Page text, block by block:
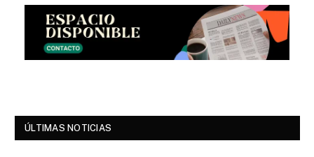
ÚLTIMAS NOTICIAS